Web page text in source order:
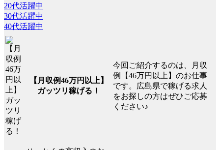
20代活躍中
30代活躍中
40代活躍中
【月収例46万円以上】
ガッツリ稼げる！
今回ご紹介するのは、月収
例【46万円以上】のお仕事
です。広島県で稼げる求人
をお探しの方はぜひご応募
ください♪